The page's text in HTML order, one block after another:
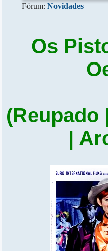
Fórum: Novidades
Os
(Reupado
|